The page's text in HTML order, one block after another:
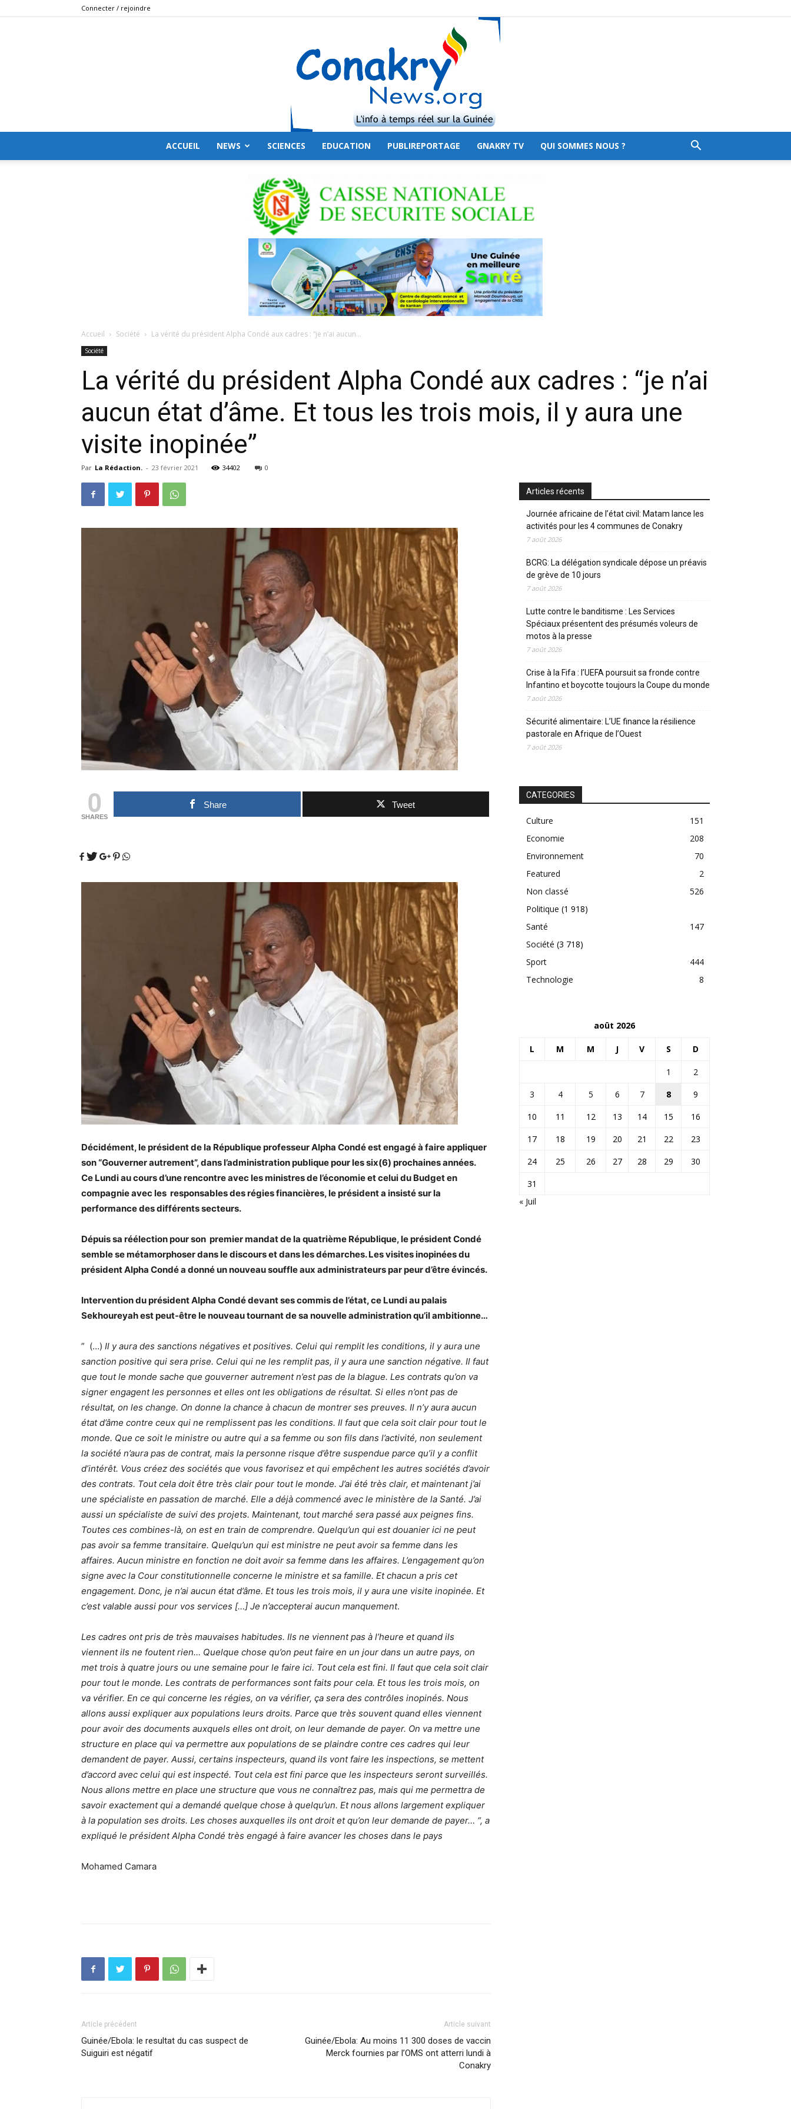
Connecter / rejoindre
ACCUEIL NEWS SCIENCES EDUCATION PUBLIREPORTAGE GNAKRY TV QUI SOMMES NOUS ?
Accueil Société La vérité du président Alpha Condé aux cadres : “je n’ai aucun...
Société
La vérité du président Alpha Condé aux cadres : “je n’ai
aucun état d’âme. Et tous les trois mois, il y aura une
visite inopinée”
Par La Rédaction. - 23 février 2021 34402 0
0
SHARES
Share Tweet
Décidément, le président de la République professeur Alpha Condé est engagé à faire appliquer
son “Gouverner autrement”, dans l’administration publique pour les six(6) prochaines années.
Ce Lundi au cours d’une rencontre avec les ministres de l’économie et celui du Budget en
compagnie avec les responsables des régies financières, le président a insisté sur la
performance des différents secteurs.
Dépuis sa réélection pour son premier mandat de la quatrième République, le président Condé
semble se métamorphoser dans le discours et dans les démarches. Les visites inopinées du
président Alpha Condé a donné un nouveau souffle aux administrateurs par peur d’être évincés.
Intervention du président Alpha Condé devant ses commis de l’état, ce Lundi au palais
Sekhoureyah est peut-être le nouveau tournant de sa nouvelle administration qu’il ambitionne…
” (…) Il y aura des sanctions négatives et positives. Celui qui remplit les conditions, il y aura une
sanction positive qui sera prise. Celui qui ne les remplit pas, il y aura une sanction négative. Il faut
que tout le monde sache que gouverner autrement n’est pas de la blague. Les contrats qu’on va
signer engagent les personnes et elles ont les obligations de résultat. Si elles n’ont pas de
résultat, on les change. On donne la chance à chacun de montrer ses preuves. Il n’y aura aucun
état d’âme contre ceux qui ne remplissent pas les conditions. Il faut que cela soit clair pour tout le
monde. Que ce soit le ministre ou autre qui a sa femme ou son fils dans l’activité, non seulement
la société n’aura pas de contrat, mais la personne risque d’être suspendue parce qu’il y a conflit
d’intérêt. Vous créez des sociétés que vous favorisez et qui empêchent les autres sociétés d’avoir
des contrats. Tout cela doit être très clair pour tout le monde. J’ai été très clair, et maintenant j’ai
une spécialiste en passation de marché. Elle a déjà commencé avec le ministère de la Santé. J’ai
aussi un spécialiste de suivi des projets. Maintenant, tout marché sera passé aux peignes fins.
Toutes ces combines-là, on est en train de comprendre. Quelqu’un qui est douanier ici ne peut
pas avoir sa femme transitaire. Quelqu’un qui est ministre ne peut avoir sa femme dans les
affaires. Aucun ministre en fonction ne doit avoir sa femme dans les affaires. L’engagement qu’on
signe avec la Cour constitutionnelle concerne le ministre et sa famille. Et chacun a pris cet
engagement. Donc, je n’ai aucun état d’âme. Et tous les trois mois, il y aura une visite inopinée. Et
c’est valable aussi pour vos services […] Je n’accepterai aucun manquement.
Les cadres ont pris de très mauvaises habitudes. Ils ne viennent pas à l’heure et quand ils
viennent ils ne foutent rien… Quelque chose qu’on peut faire en un jour dans un autre pays, on
met trois à quatre jours ou une semaine pour le faire ici. Tout cela est fini. Il faut que cela soit clair
pour tout le monde. Les contrats de performances sont faits pour cela. Et tous les trois mois, on
va vérifier. En ce qui concerne les régies, on va vérifier, ça sera des contrôles inopinés. Nous
allons aussi expliquer aux populations leurs droits. Parce que très souvent quand elles viennent
pour avoir des documents auxquels elles ont droit, on leur demande de payer. On va mettre une
structure en place qui va permettre aux populations de se plaindre contre ces cadres qui leur
demandent de payer. Aussi, certains inspecteurs, quand ils vont faire les inspections, se mettent
d’accord avec celui qui est inspecté. Tout cela est fini parce que les inspecteurs seront surveillés.
Nous allons mettre en place une structure que vous ne connaîtrez pas, mais qui me permettra de
savoir exactement qui a demandé quelque chose à quelqu’un. Et nous allons largement expliquer
à la population ses droits. Les choses auxquelles ils ont droit et qu’on leur demande de payer… “, a
expliqué le président Alpha Condé très engagé à faire avancer les choses dans le pays
Mohamed Camara
Article précédent
Guinée/Ebola: le resultat du cas suspect de
Suiguiri est négatif
Article suivant
Guinée/Ebola: Au moins 11 300 doses de vaccin
Merck fournies par l’OMS ont atterri lundi à
Conakry
Articles récents
Journée africaine de l’état civil: Matam lance les
activités pour les 4 communes de Conakry
7 août 2026
BCRG: La délégation syndicale dépose un préavis
de grève de 10 jours
7 août 2026
Lutte contre le banditisme : Les Services
Spéciaux présentent des présumés voleurs de
motos à la presse
7 août 2026
Crise à la Fifa : l’UEFA poursuit sa fronde contre
Infantino et boycotte toujours la Coupe du monde
7 août 2026
Sécurité alimentaire: L’UE finance la résilience
pastorale en Afrique de l’Ouest
7 août 2026
CATEGORIES
Culture
151
Economie
208
Environnement
70
Featured
2
Non classé
526
Politique (1 918)
Santé
147
Société (3 718)
Sport
444
Technologie
8
août 2026
L M M J V S D
1
2
3
4 5 6 7 8
9
10
11 12 13 14 15
16
17
18 19 20 21 22
23
24
25 26 27 28 29
30
31
« Juil